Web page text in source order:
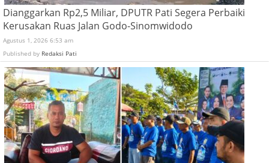
Dianggarkan Rp2,5 Miliar, DPUTR Pati Segera Perbaiki
Kerusakan Ruas Jalan Godo-Sinomwidodo
Agustus 1, 2026 6:53 am
Published by Redaksi Pati